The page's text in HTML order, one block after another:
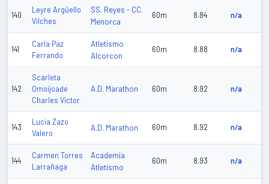
140
Leyre Argüello
Vilches
SS. Reyes - CC.
Menorca
60m 8.84 n/a
141
Carla Paz
Ferrando
Atletismo
Alcorcon
60m 8.88 n/a
142
Scarleta
Omoijoade
Charles Victor
A.D. Marathon 60m 8.92 n/a
143
Lucia Zazo
Valero
A.D. Marathon 60m 8.92 n/a
144
Carmen Torres
Larrañaga
Academia
Atletismo
60m 8.93 n/a